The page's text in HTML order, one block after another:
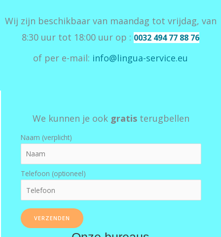
Wij zijn beschikbaar van maandag tot vrijdag, van
8:30 uur tot 18:00 uur op : 0032 494 77 88 76
of per e-mail: info@lingua-service.eu
We kunnen je ook gratis terugbellen
Naam (verplicht)
Telefoon (optioneel)